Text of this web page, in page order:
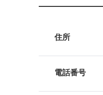
住所
電話番号